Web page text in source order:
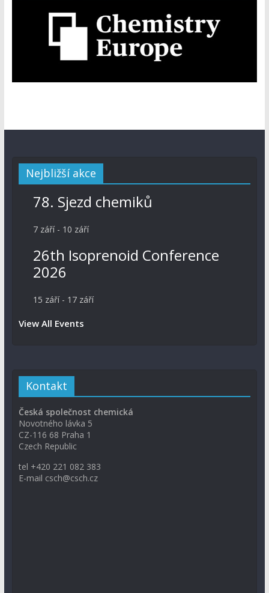
Nejbližší akce
78. Sjezd chemiků
7 září- 10 září
26th Isoprenoid Conference
2026
15 září- 17 září
View All Events
Kontakt
Česká společnost chemická
Novotného lávka 5
CZ-116 68 Praha 1
Czech Republic
tel +420 221 082 383
E-mail csch@csch.cz